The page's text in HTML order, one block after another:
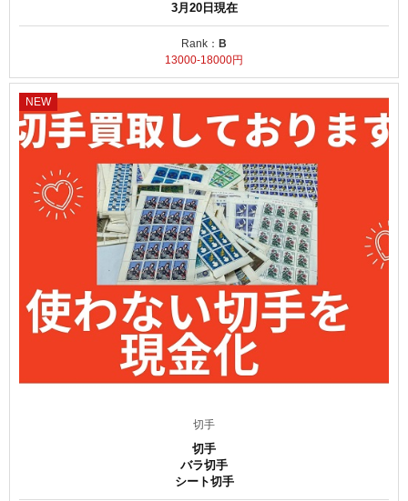
3月20日現在
Rank： B
13000-18000円
NEW
切手
切手
バラ切手
シート切手